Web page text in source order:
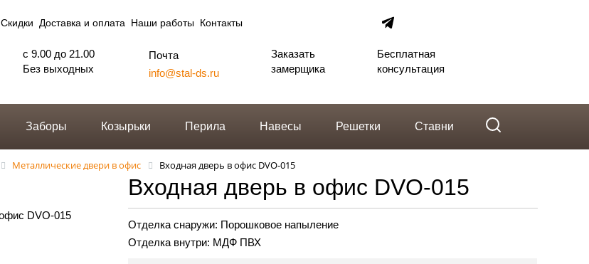
Скидки Доставка и оплата Наши работы Контакты
с 9.00 до 21.00
Без выходных
Почта
info@stal-ds.ru
Заказать
замерщика
Бесплатная
консультация
Заборы Козырьки Перила Навесы Решетки Ставни
Металлические двери в офис Входная дверь в офис DVO-015
Входная дверь в офис DVO-015
Отделка снаружи: Порошковое напыление
Отделка внутри: МДФ ПВХ